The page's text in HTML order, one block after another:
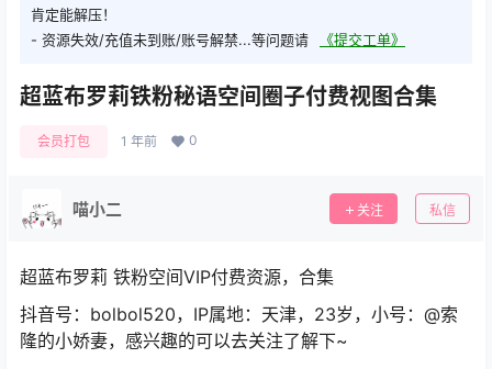
肯定能解压！
- 资源失效/充值未到账/账号解禁...等问题请
《提交工单》
超蓝布罗莉铁粉秘语空间圈子付费视图合集
会员打包 1 年前 0
喵小二 关注 私信
超蓝布罗莉 铁粉空间VIP付费资源，合集
抖音号：bolbol520，IP属地：天津，23岁，小号：@索
隆的小娇妻，感兴趣的可以去关注了解下~